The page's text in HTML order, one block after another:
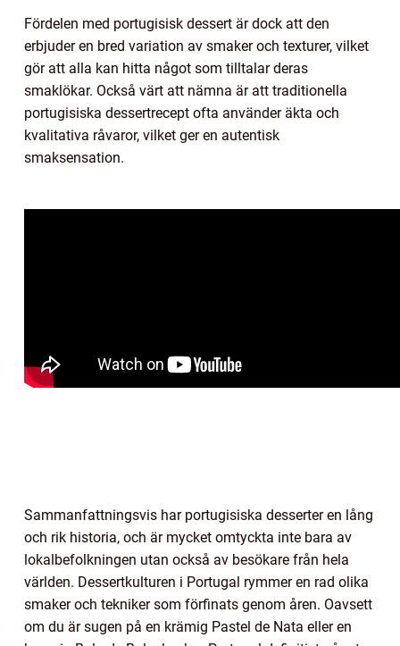
Fördelen med portugisisk dessert är dock att den
erbjuder en bred variation av smaker och texturer, vilket
gör att alla kan hitta något som tilltalar deras
smaklökar. Också värt att nämna är att traditionella
portugisiska dessertrecept ofta använder äkta och
kvalitativa råvaror, vilket ger en autentisk
smaksensation.
Sammanfattningsvis har portugisiska desserter en lång
och rik historia, och är mycket omtyckta inte bara av
lokalbefolkningen utan också av besökare från hela
världen. Dessertkulturen i Portugal rymmer en rad olika
smaker och tekniker som förfinats genom åren. Oavsett
om du är sugen på en krämig Pastel de Nata eller en